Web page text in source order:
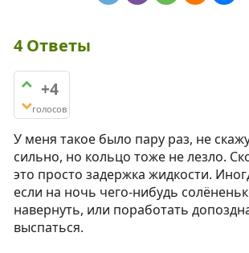
4Ответы
+4
голосов
У меня такое было пару раз, не
сильно, но кольцо тоже не лезло.
это просто задержка жидкости.
если на ночь чего-нибудь
навернуть, или поработать
выспаться.